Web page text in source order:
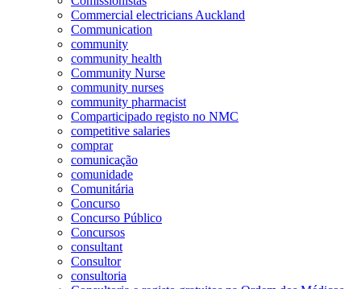
Commercial electricians Auckland
Communication
community
community health
Community Nurse
community nurses
community pharmacist
Comparticipado registo no NMC
competitive salaries
comprar
comunicação
comunidade
Comunitária
Concurso
Concurso Público
Concursos
consultant
Consultor
consultoria